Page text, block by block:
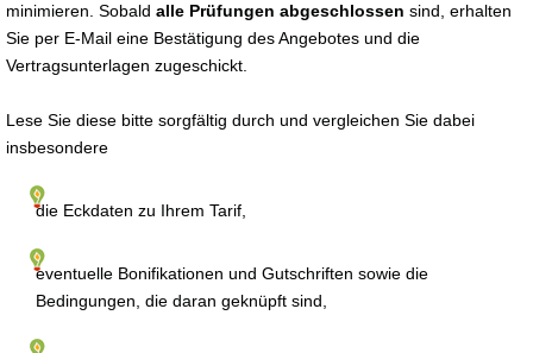
minimieren. Sobald alle Prüfungen abgeschlossen sind, erhalten
Sie per E-Mail eine Bestätigung des Angebotes und die
Vertragsunterlagen zugeschickt.
Lese Sie diese bitte sorgfältig durch und vergleichen Sie dabei
insbesondere
die Eckdaten zu Ihrem Tarif,
eventuelle Bonifikationen und Gutschriften sowie die
Bedingungen, die daran geknüpft sind,